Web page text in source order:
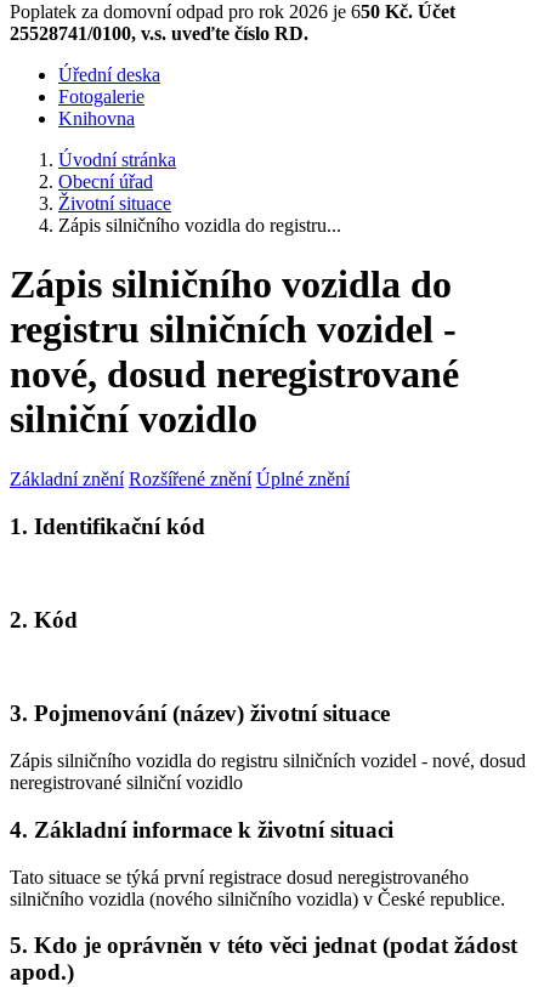
Poplatek za domovní odpad pro rok 2026 je 650 Kč. Účet
25528741/0100, v.s. uveďte číslo RD.
Úřední deska
Fotogalerie
Knihovna
Úvodní stránka
Obecní úřad
Životní situace
Zápis silničního vozidla do registru...
Zápis silničního vozidla do
registru silničních vozidel -
nové, dosud neregistrované
silniční vozidlo
Základní znění Rozšířené znění Úplné znění
1. Identifikační kód
2. Kód
3. Pojmenování (název) životní situace
Zápis silničního vozidla do registru silničních vozidel - nové, dosud
neregistrované silniční vozidlo
4. Základní informace k životní situaci
Tato situace se týká první registrace dosud neregistrovaného
silničního vozidla (nového silničního vozidla) v České republice.
5. Kdo je oprávněn v této věci jednat (podat žádost
apod.)